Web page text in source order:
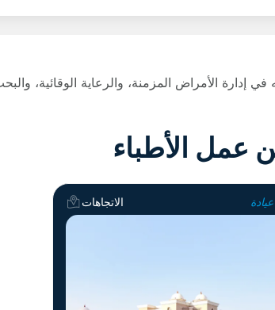
إدارة الأمراض المزمنة، والرعاية الوقائية،
عمل الأطباء
عيادة الاتجاهات